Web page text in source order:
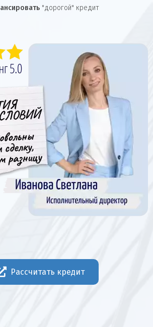
"дорогой" кредит
Рассчитать кредит